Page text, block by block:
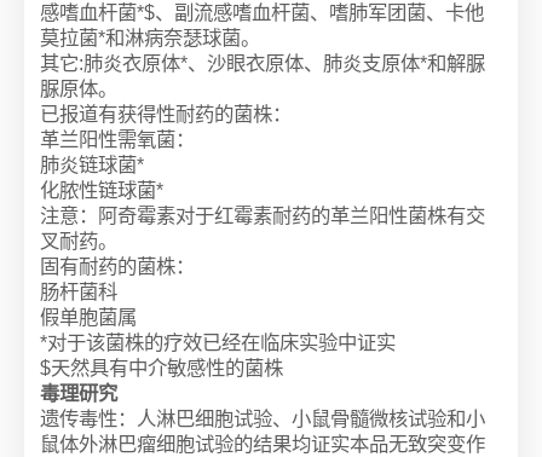
感嗜血杆菌*$、副流感嗜血杆菌、嗜肺军团菌、卡他
莫拉菌*和淋病奈瑟球菌。
其它:肺炎衣原体*、沙眼衣原体、肺炎支原体*和解脲
脲原体。
已报道有获得性耐药的菌株：
革兰阳性需氧菌：
肺炎链球菌*
化脓性链球菌*
注意：阿奇霉素对于红霉素耐药的革兰阳性菌株有交
叉耐药。
固有耐药的菌株：
肠杆菌科
假单胞菌属
*对于该菌株的疗效已经在临床实验中证实
$天然具有中介敏感性的菌株
毒理研究
遗传毒性：人淋巴细胞试验、小鼠骨髓微核试验和小
鼠体外淋巴瘤细胞试验的结果均证实本品无致突变作